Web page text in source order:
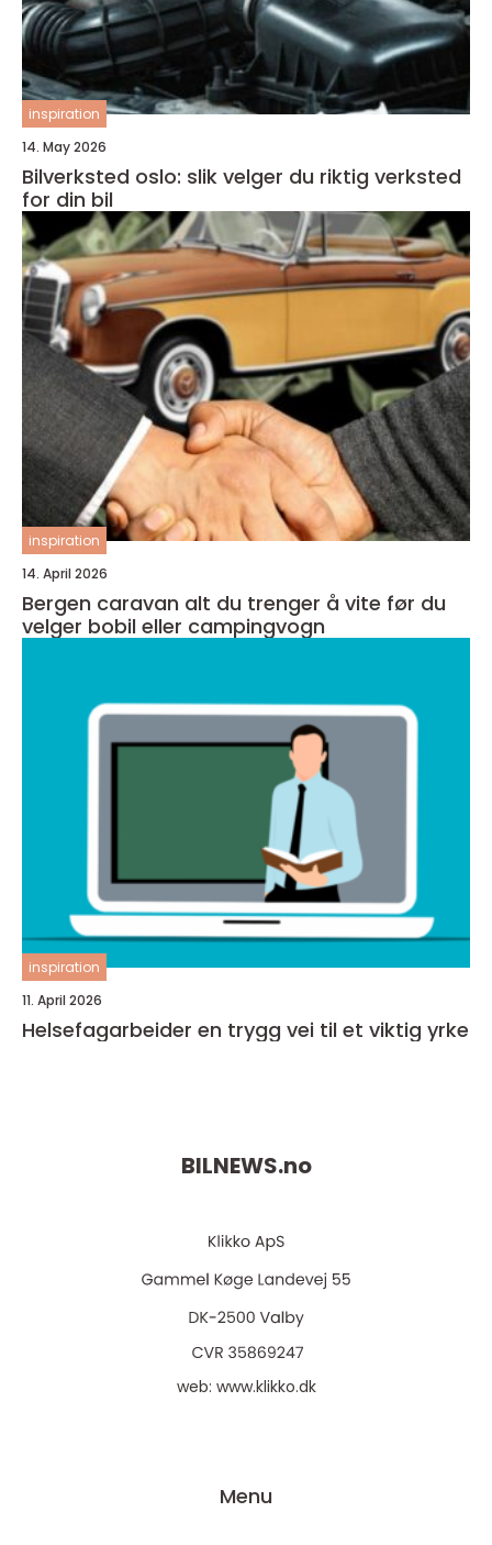
inspiration
14. May 2026
Bilverksted oslo: slik velger du riktig verksted
for din bil
inspiration
14. April 2026
Bergen caravan alt du trenger å vite før du
velger bobil eller campingvogn
inspiration
11. April 2026
Helsefagarbeider en trygg vei til et viktig yrke
BILNEWS.no
web: www.klikko.dk
Menu